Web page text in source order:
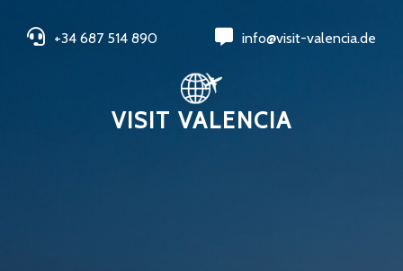
+34 687 514 890 info@visit-valencia.de
VISIT VALENCIA